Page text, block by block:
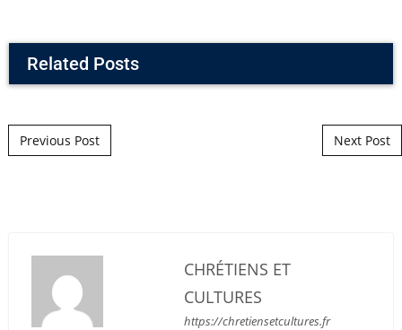
Related Posts
Post navigation
Previous Post Next Post
CHRÉTIENS ET
CULTURES
https://chretiensetcultures.fr